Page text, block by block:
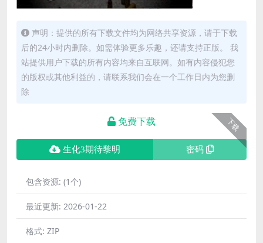
声明：提供的所有下载文件均为网络共享资源，请于下载
后的24小时内删除。如需体验更多乐趣，还请支持正版。 我
站提供用户下载的所有内容均来自互联网。如有内容侵犯您
的版权或其他利益的，请联系我们会在一个工作日内为您删
除
下载
免费下载
生化3期待黎明 密码
包含资源: (1个)
最近更新: 2026-01-22
格式: ZIP